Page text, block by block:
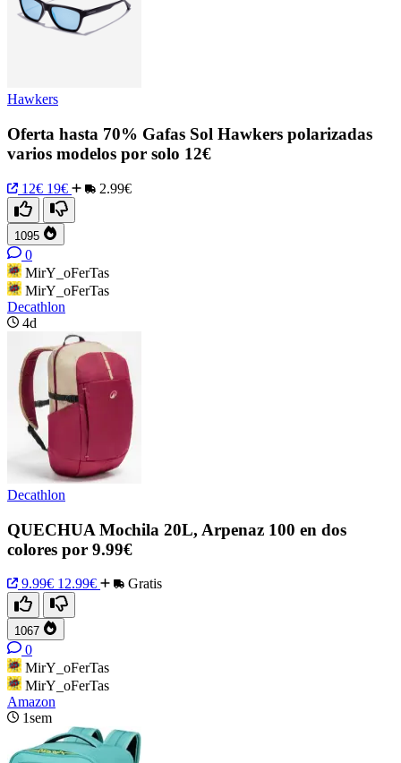
Hawkers
Oferta hasta 70% Gafas Sol Hawkers polarizadas
varios modelos por solo 12€
12€ 19€ 2.99€
1095
0
MirY_oFerTas
MirY_oFerTas
Decathlon
4d
Decathlon
QUECHUA Mochila 20L, Arpenaz 100 en dos
colores por 9.99€
9.99€ 12.99€ Gratis
1067
0
MirY_oFerTas
MirY_oFerTas
Amazon
1sem